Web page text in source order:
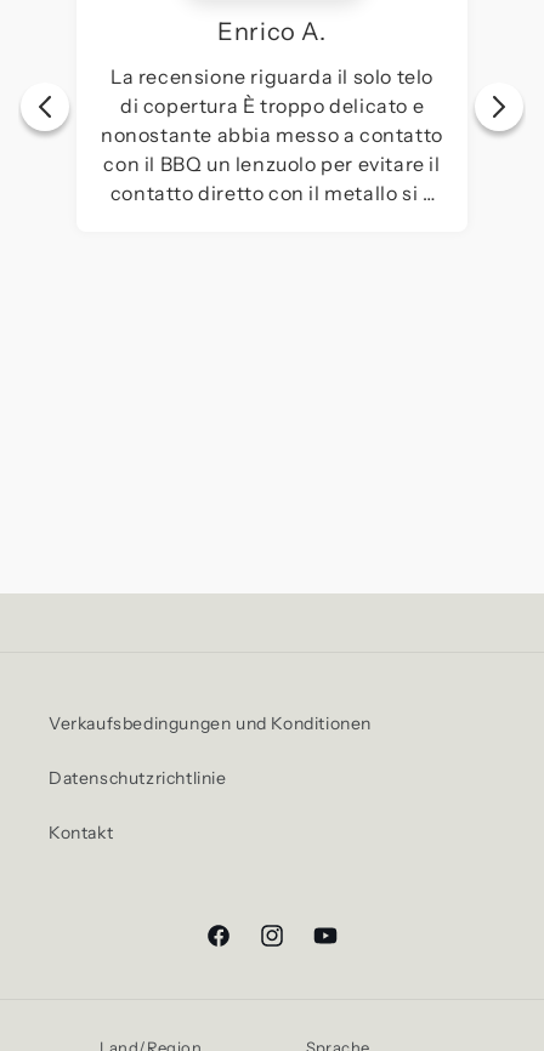
Enrico A.
La recensione riguarda il solo telo
di copertura È troppo delicato e
nonostante abbia messo a contatto
con il BBQ un lenzuolo per evitare il
contatto diretto con il metallo si è
Verkaufsbedingungen und Konditionen
Datenschutzrichtlinie
Kontakt
FacebookInstagramYouTube